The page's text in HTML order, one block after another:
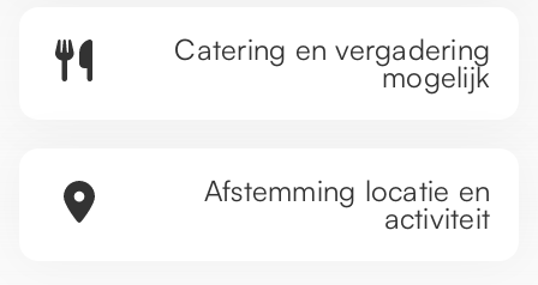
Catering en vergadering
mogelijk
Afstemming locatie en
activiteit